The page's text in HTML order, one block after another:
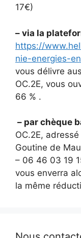
17€)
– via la
https://
nie-energies-
vous délivre
OC.2E, vous
66 % .
– par chèque
OC.2E,
Goutine de
– 06 46 03 19
vous enverra
la même